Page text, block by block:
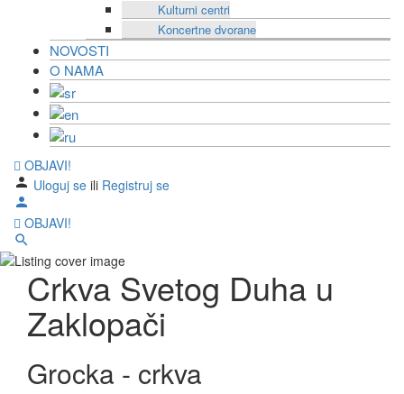
Kulturni centri
Koncertne dvorane
NOVOSTI
O NAMA
OBJAVI!
Uloguj se ili Registruj se
OBJAVI!
Crkva Svetog Duha u
Zaklopači
Grocka - crkva